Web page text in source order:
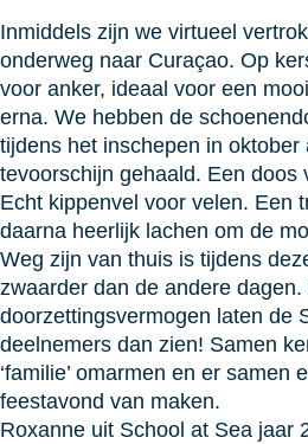
Inmiddels zijn we virtueel
onderweg naar Curaçao. Op
voor anker, ideaal voor een
erna. We hebben de
tijdens het inschepen in oktober
tevoorschijn gehaald. Een doos
Echt kippenvel voor velen. Een
daarna heerlijk lachen om de
Weg zijn van thuis is tijdens
zwaarder dan de andere dagen.
doorzettingsvermogen laten de
deelnemers dan zien! Samen
‘familie’ omarmen en er samen
feestavond van maken.
Roxanne uit School at Sea jaar